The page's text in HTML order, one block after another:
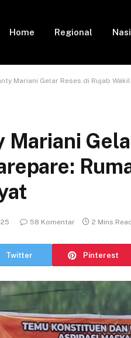
Home Regional
Mariani Gelar Reses di Rujab
Mariani
58 Komentar 2 Mins
Twitter Pinterest